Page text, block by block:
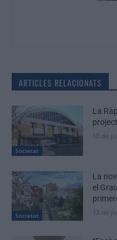
ARTICLES RELACIONATS
Societat
La
10 de
Societat
La
el
13 de